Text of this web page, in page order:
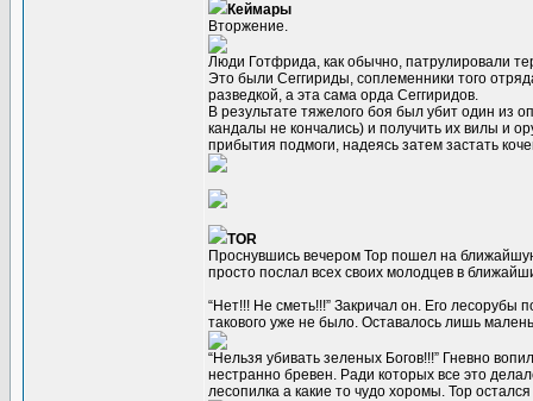
Кеймары
Вторжение.
Люди Готфрида, как обычно, патрулировали
Это были Сеггириды, соплеменники того
разведкой, а эта сама орда Сеггиридов.
В результате тяжелого боя был убит один из
кандалы не кончались) и получить их вилы и
прибытия подмоги, надеясь затем застать
TOR
Проснувшись вечером Тор пошел на
просто послал всех своих молодцев в
“Нет!!! Не сметь!!!” Закричал он. Его лесорубы
такового уже не было. Оставалось лишь
“Нельзя убивать зеленых Богов!!!” Гневно
нестранно бревен. Ради которых все это
лесопилка а какие то чудо хоромы. Тор